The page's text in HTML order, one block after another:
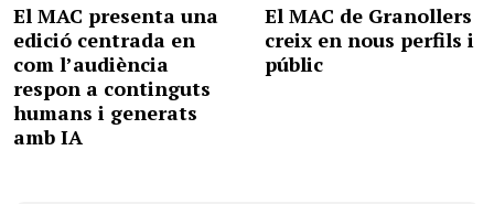
El MAC presenta una
edició centrada en
com l’audiència
respon a continguts
humans i generats
amb IA
El MAC de Granollers
creix en nous perfils i
públic